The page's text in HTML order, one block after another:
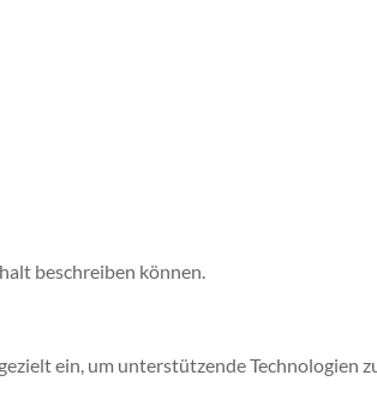
beschreiben können.
ein, um unterstützende Technologien